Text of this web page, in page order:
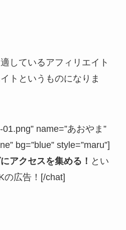
しているアフィリエイト
トというものになりま
name=”あおやま”
bg=”blue” style=”maru”]
アクセスを集める！ とい
の広告！[/chat]